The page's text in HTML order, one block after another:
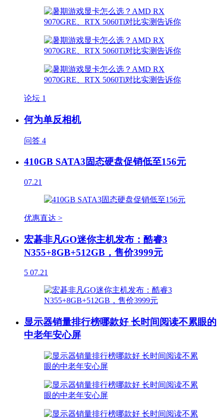
论坛 1
何为单反相机
问答 4
410GB SATA3固态硬盘促销低至156元
07.21
优惠直达 >
宏碁非凡GO迷你主机发布：酷睿3
N355+8GB+512GB，售价3999元
5 07.21
显示器销量排行榜哪款好 长时间阅读不累眼的
中老年安心屏